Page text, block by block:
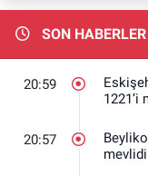
SON HABERLER
20:59
1221’i
20:57